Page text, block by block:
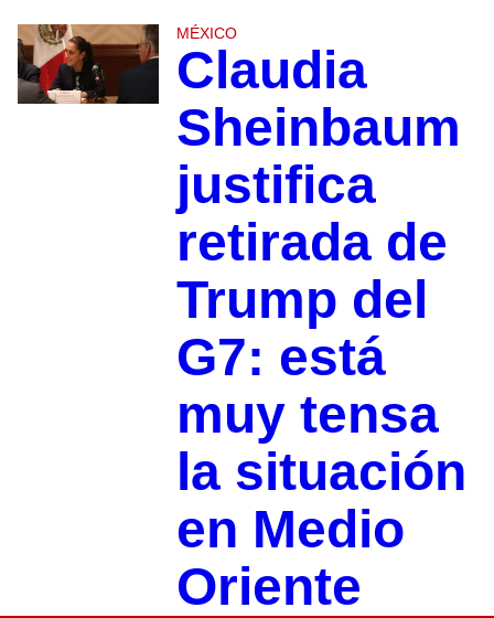
MÉXICO
Claudia
Sheinbaum
justifica
retirada de
Trump del
G7: está
muy tensa
la situación
en Medio
Oriente